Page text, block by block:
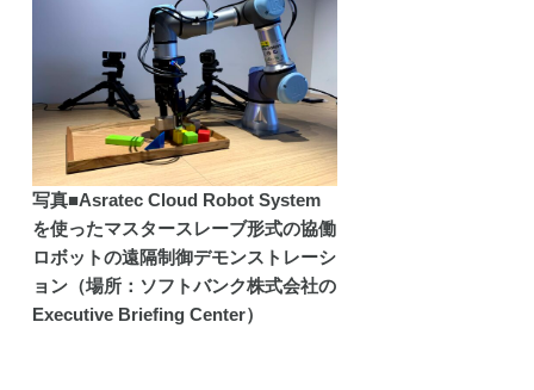
写真■Asratec Cloud Robot System
を使ったマスタースレーブ形式の協働
ロボットの遠隔制御デモンストレーシ
ョン（場所：ソフトバンク株式会社の
Executive Briefing Center）